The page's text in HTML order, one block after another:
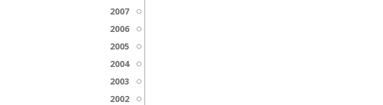
2007
2006
2005
2004
2003
2002